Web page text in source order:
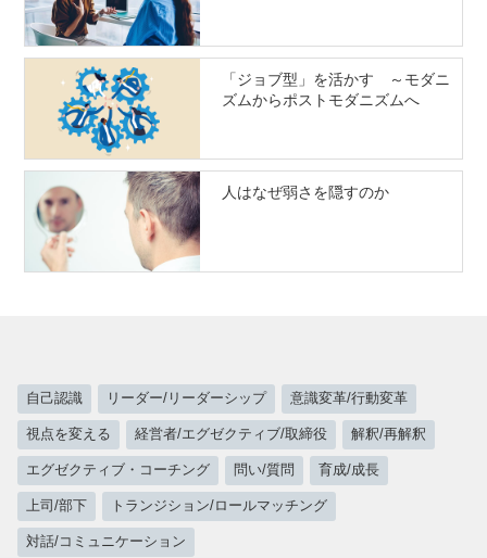
「ジョブ型」を活かす ～モダニ
ズムからポストモダニズムへ
人はなぜ弱さを隠すのか
自己認識 リーダー/リーダーシップ 意識変革/行動変革
視点を変える 経営者/エグゼクティブ/取締役 解釈/再解釈
エグゼクティブ・コーチング 問い/質問 育成/成長
上司/部下 トランジション/ロールマッチング
対話/コミュニケーション